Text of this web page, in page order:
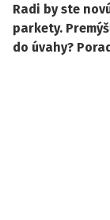
Radi by ste
parkety.
do úvahy?